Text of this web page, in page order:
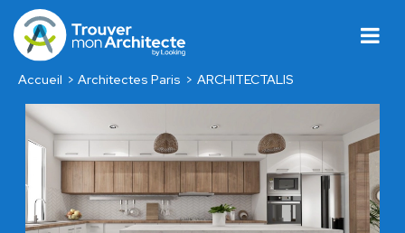
Accueil Architectes Paris ARCHITECTALIS